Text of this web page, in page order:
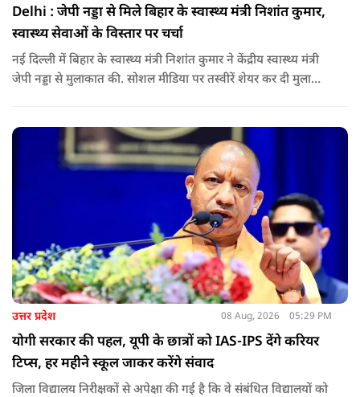
Delhi : जेपी नड्डा से मिले बिहार के स्वास्थ्य मंत्री निशांत कुमार,
स्वास्थ्य सेवाओं के विस्तार पर चर्चा
नई दिल्ली में बिहार के स्वास्थ्य मंत्री निशांत कुमार ने केंद्रीय स्वास्थ्य मंत्री
जेपी नड्डा से मुलाकात की. सोशल मीडिया पर तस्वीरें शेयर कर दी मुलाकात
उत्तर प्रदेश 08 Aug, 2026 05:29 PM
योगी सरकार की पहल, यूपी के छात्रों को IAS-IPS देंगे करियर
टिप्स, हर महीने स्कूल जाकर करेंगे संवाद
जिला विद्यालय निरीक्षकों से अपेक्षा की गई है कि वे संबंधित विद्यालयों को